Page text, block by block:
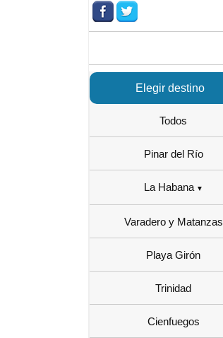
Elegir destino
Todos
Pinar del Río
La Habana
Varadero y Matanzas
Playa Girón
Trinidad
Cienfuegos